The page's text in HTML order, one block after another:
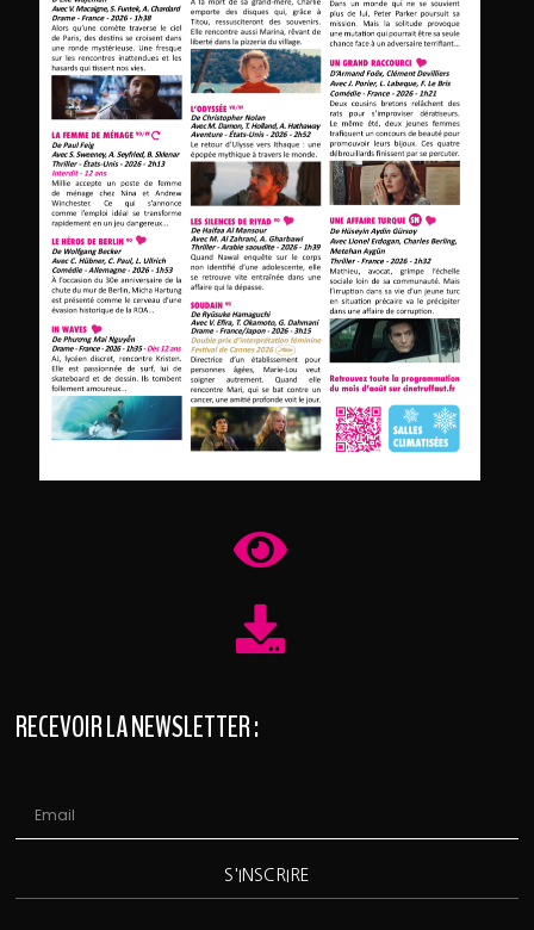
RECEVOIR LA NEWSLETTER :
S'INSCRIRE